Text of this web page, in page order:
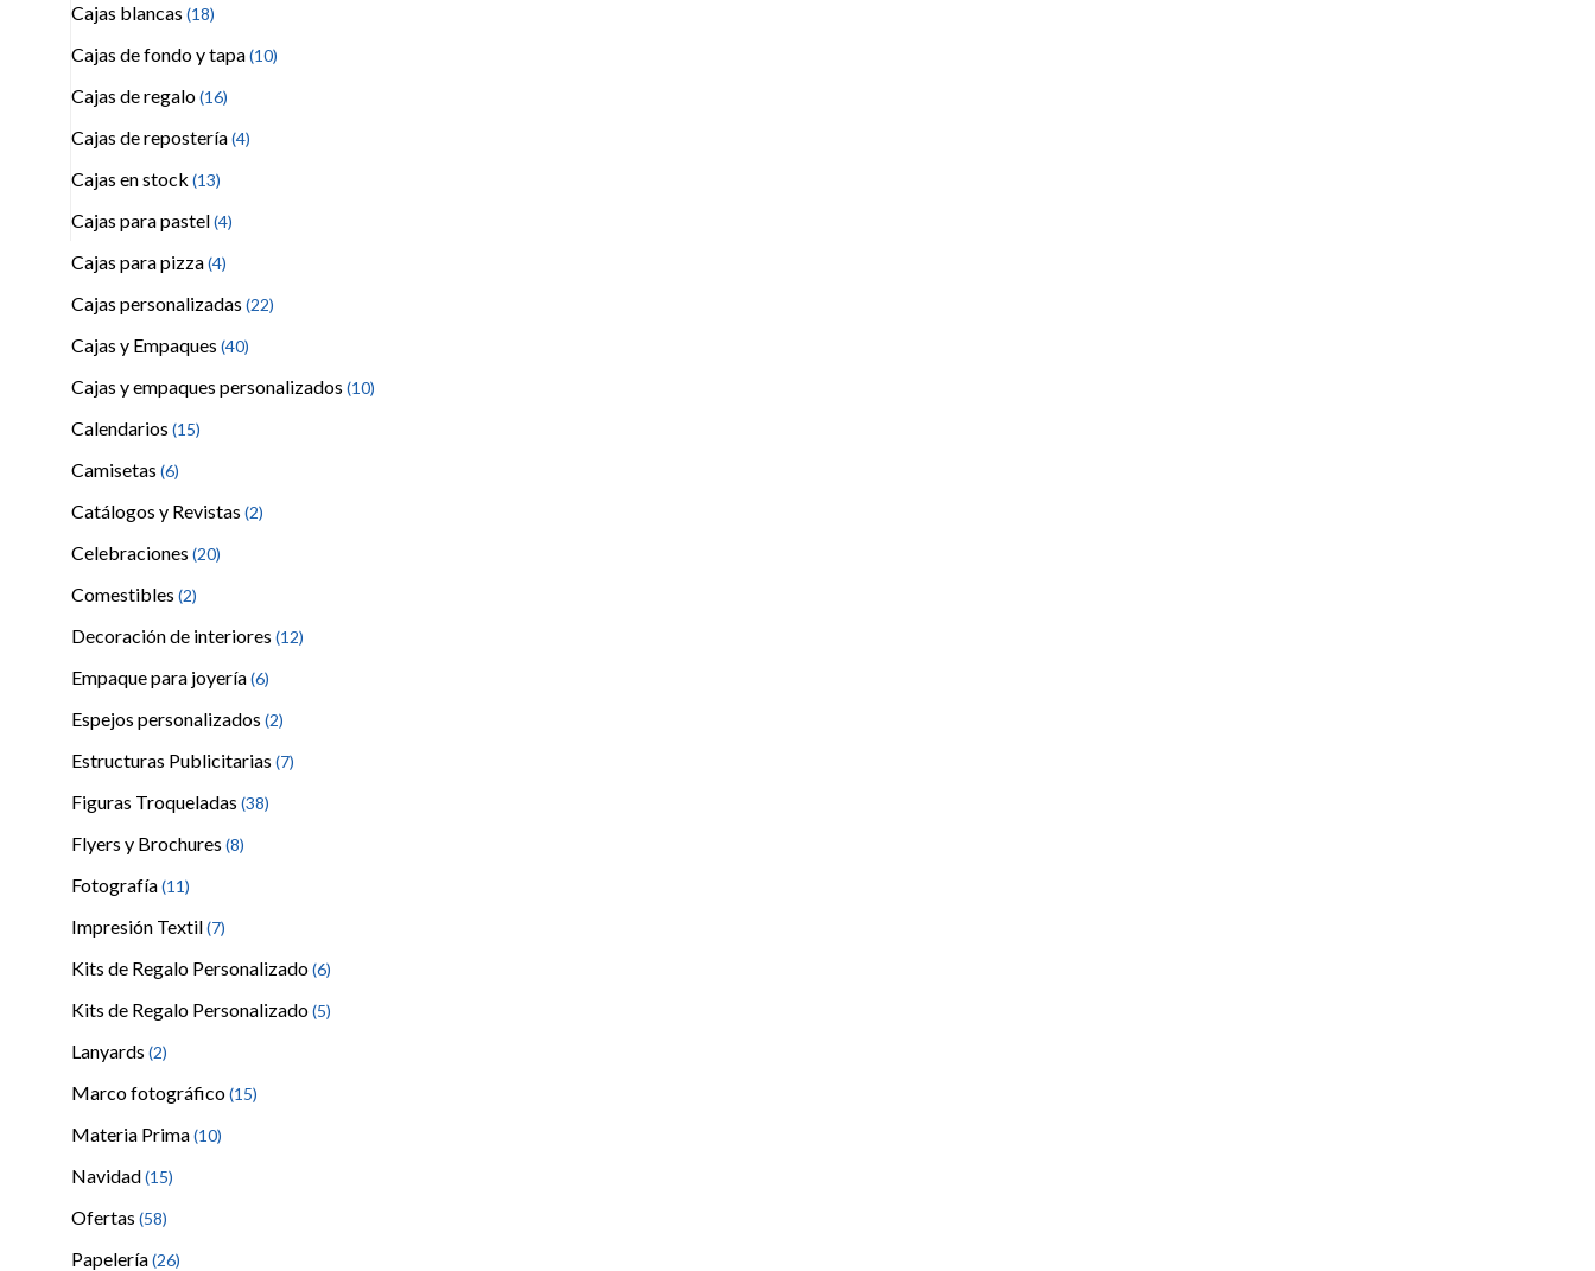
Cajas blancas (18)
Cajas de fondo y tapa(10)
Cajas de regalo(16)
Cajas de repostería(4)
Cajas en stock (13)
Cajas para pastel(4)
Cajas para pizza(4)
Cajas personalizadas (22)
Cajas y Empaques (40)
Cajas y empaques personalizados (10)
Calendarios (15)
Camisetas (6)
Catálogos y Revistas (2)
Celebraciones (20)
Comestibles (2)
Decoración de interiores (12)
Empaque para joyería(6)
Espejos personalizados (2)
Estructuras Publicitarias (7)
Figuras Troqueladas (38)
Flyers y Brochures (8)
Fotografía(11)
Impresión Textil(7)
Kits de Regalo Personalizado(6)
Kits de Regalo Personalizado(5)
Lanyards (2)
Marco fotográfico(15)
Materia Prima(10)
Navidad(15)
Ofertas (58)
Papelería(26)